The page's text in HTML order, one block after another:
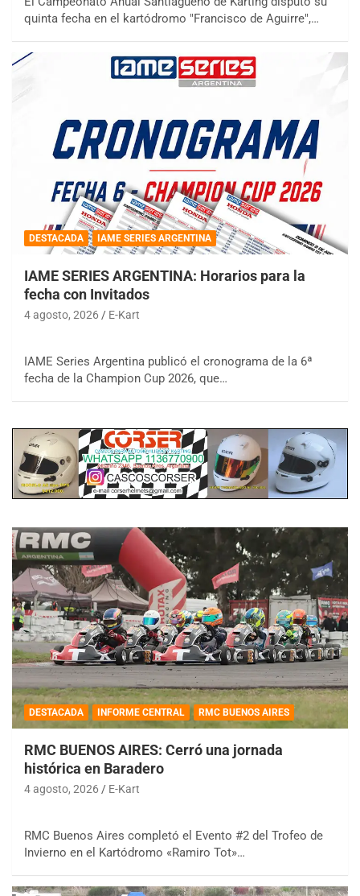
quinta fecha en el kartódromo "Francisco de Aguirre",…
DESTACADA IAME SERIES ARGENTINA
IAME SERIES ARGENTINA: Horarios para la
fecha con Invitados
4 agosto, 2026 E-Kart
IAME Series Argentina publicó el cronograma de la 6ª
fecha de la Champion Cup 2026, que…
DESTACADA INFORME CENTRAL RMC BUENOS AIRES
RMC BUENOS AIRES: Cerró una jornada
histórica en Baradero
4 agosto, 2026 E-Kart
RMC Buenos Aires completó el Evento #2 del Trofeo de
Invierno en el Kartódromo «Ramiro Tot»…